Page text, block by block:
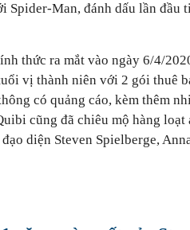
Spider-Man, đánh dấu lần đầu
thức ra mắt vào ngày 6/4/
vị thành niên với 2 gói thuê
có quảng cáo, kèm thêm
cũng đã chiêu mộ hàng
diện Steven Spielberge,